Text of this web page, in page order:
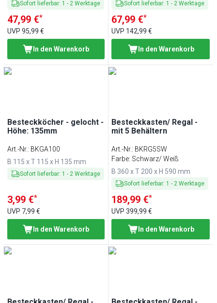
Sofort lieferbar: 1 - 2 Werktage
47,99 €*
UVP 95,99 €
In den Warenkorb
Sofort lieferbar: 1 - 2 Werktage
67,99 €*
UVP 142,99 €
In den Warenkorb
Besteckköcher - gelocht -
Höhe: 135mm
Art.-Nr.: BKGA100
B 115 x T 115 x H 135 mm
Sofort lieferbar: 1 - 2 Werktage
3,99 €*
UVP 7,99 €
In den Warenkorb
Besteckkasten/ Regal -
mit 5 Behältern
Art.-Nr.: BKRG5SW
Farbe: Schwarz/ Weiß
B 360 x T 200 x H 590 mm
Sofort lieferbar: 1 - 2 Werktage
189,99 €*
UVP399,99 €
In den Warenkorb